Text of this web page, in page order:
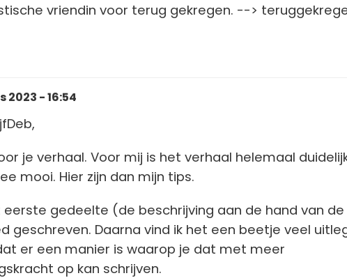
vriendin voor terug gekregen. -->
2023 - 16:54
je verhaal. Voor mij is het verhaal helemaal
mooi. Hier zijn dan mijn tips.
eerste gedeelte (de beschrijving aan de hand van
geschreven. Daarna vind ik het een beetje veel
er een manier is waarop je dat met meer
op kan schrijven.